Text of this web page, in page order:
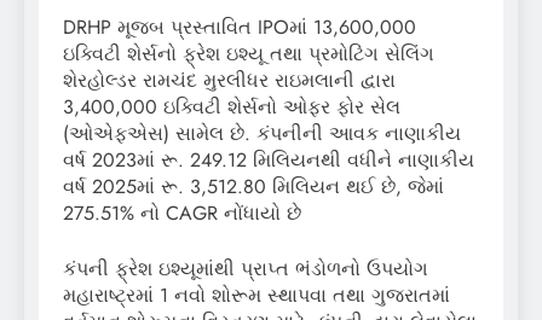
DRHP મૂજબ પ્રસ્તાવિત IPOમાં 13,600,000
ઇક્વિટી શેર્સનો ફ્રેશ ઇશ્યૂ તથા પ્રમોટિંગ સેલિંગ
શેરહોલ્ડર રામચંદ મુરલીધર રાઇમલાની દ્વારા
3,400,000 ઇક્વિટી શેર્સનો ઓફર ફોર સેલ
(ઓએફએસ) સામેલ છે. કંપનીની આવક નાણાકીય
વર્ષ 2023માં રૂ. 249.12 મિલિયનથી વધીને નાણાકીય
વર્ષ 2025માં રૂ. 3,512.80 મિલિયન થઈ છે, જેમાં
275.51% નો CAGR નોંધાયો છે
કંપની ફ્રેશ ઇશ્યૂમાંથી પ્રાપ્ત ભંડોળનો ઉપયોગ
મહારાષ્ટ્રમાં 1 નવો શોરૂમ સ્થાપવા તથા ગુજરાતમાં